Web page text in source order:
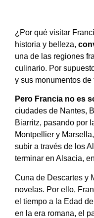
¿Por qué visitar
historia y belleza,
una de las regiones
culinario. Por
y sus monumentos
Pero Francia no es
ciudades de Nantes,
Biarritz, pasando por
Montpellier y
subir a través de los
terminar en Alsacia,
Cuna de Descartes y
novelas. Por ello,
el tiempo a la Edad
en la era romana, el